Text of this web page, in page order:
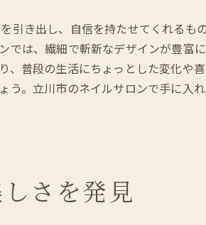
引き出し、自信を持たせてくれるも
は、繊細で斬新なデザインが豊富に
、普段の生活にちょっとした変化や
う。立川市のネイルサロンで手に入
さを発見